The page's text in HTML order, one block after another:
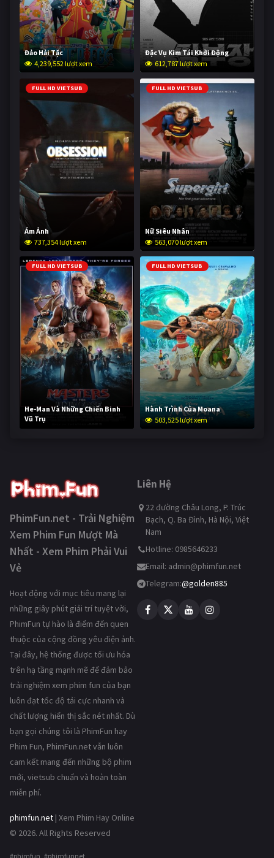
Đảo Hải Tặc
4,239,552 lượt xem
Đặc Vụ Kim Tái Khởi Động
612,787 lượt xem
FULL HD VIETSUB
Ám Ảnh
737,354 lượt xem
FULL HD VIETSUB
Nữ Siêu Nhân
563,070 lượt xem
FULL HD VIETSUB
He-Man Và Những Chiến Binh
Vũ Trụ
253,754 lượt xem
FULL HD VIETSUB
Hành Trình Của Moana
503,525 lượt xem
PhimFun.net - Trải Nghiệm
Xem Phim Fun Mượt Mà
Nhất - Xem Phim Phải Vui
Vẻ
Hoạt động với mục tiêu mang lại
những giây phút giải trí tuyệt vời,
PhimFun tự hào là điểm đến quen
thuộc của cộng đồng yêu điện ảnh.
Tại đây, hệ thống được tối ưu hóa
trên hạ tầng mạnh mẽ để đảm bảo
trải nghiệm xem phim fun của bạn
luôn đạt tốc độ tải cực nhanh và
chất lượng hiển thị sắc nét nhất. Dù
bạn gọi chúng tôi là PhimFun hay
Phim Fun, PhimFun.net vẫn luôn
cam kết mang đến những bộ phim
mới, vietsub chuẩn và hoàn toàn
miễn phí.
phimfun.net | Xem Phim Hay Online
© 2026. All Rights Reserved
#phimfun #phimfunnet
Liên Hệ
22 đường Châu Long, P. Trúc
Bạch, Q. Ba Đình, Hà Nội, Việt
Nam
Hotline: 0985646233
Email: admin@phimfun.net
Telegram:@golden885